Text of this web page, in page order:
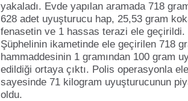
yakaladı. Evde yapılan aramada 718
628 adet uyuşturucu hap, 25,53 gram
fenasetin ve 1 hassas terazi ele geçirildi.
Şüphelinin ikametinde ele geçirilen 718
hammaddesinin 1 gramından 100 gram
edildiği ortaya çıktı. Polis operasyonla
sayesinde 71 kilogram uyuşturucunun
oldu.